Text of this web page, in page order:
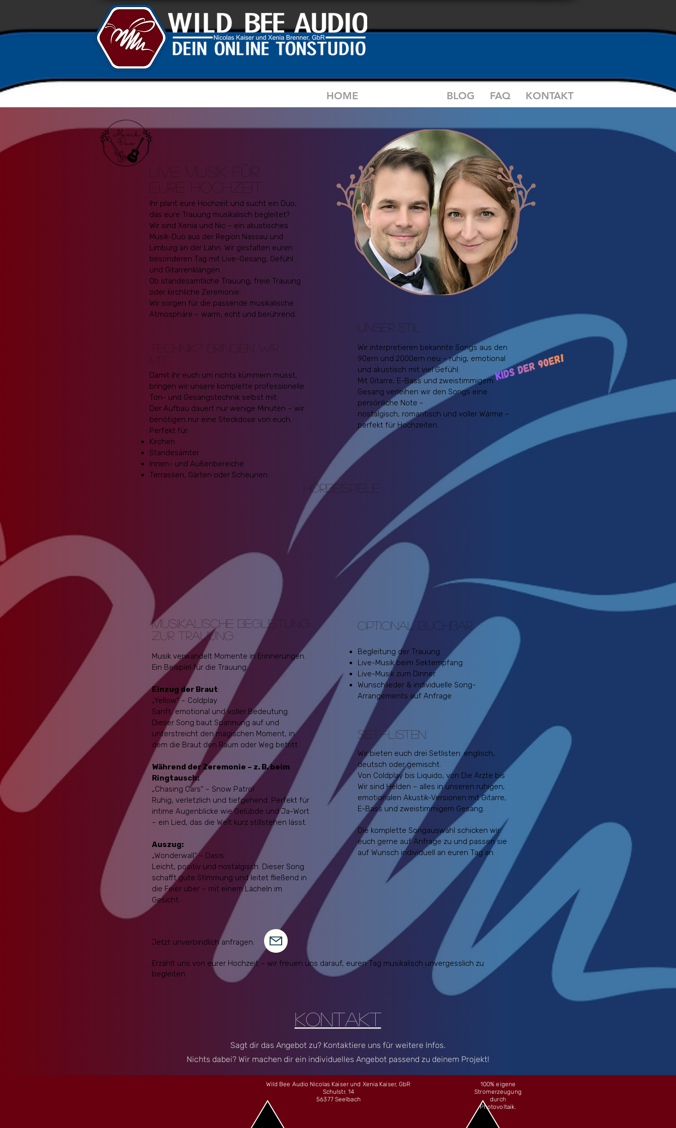
HOME BLOG FAQ KONTAKT
Live Musik für
Eure Hochzeit
Ihr plant eure Hochzeit und sucht ein Duo,
das eure Trauung musikalisch begleitet?
Wir sind Xenia und Nic – ein akustisches
Musik-Duo aus der Region Nassau und
Limburg an der Lahn. Wir gestalten euren
besonderen Tag mit Live-Gesang, Gefühl
und Gitarrenklängen.
Ob standesamtliche Trauung, freie Trauung
oder kirchliche Zeremonie:
Wir sorgen für die passende musikalische
Atmosphäre – warm, echt und berührend.
Unser Stil
TECHNIK? BRINGEN WIR
MIT.
Damit ihr euch um nichts kümmern müsst,
bringen wir unsere komplette professionelle
Ton- und Gesangstechnik selbst mit.
Der Aufbau dauert nur wenige Minuten – wir
benötigen nur eine Steckdose von euch.
Perfekt für:
Kirchen
Standesämter
Innen- und Außenbereiche
Terrassen, Gärten oder Scheunen
Wir interpretieren bekannte Songs aus den
90ern und 2000ern neu – ruhig, emotional
und akustisch mit viel Gefühl.
Mit Gitarre, E-Bass und zweistimmigem
Gesang verleihen wir den Songs eine
persönliche Note -
nostalgisch, romantisch und voller Wärme –
perfekt für Hochzeiten.
HÖRBEISPIELE
MUSIKALISCHE BEGLEITUNG
ZUR TRAUUNG
Musik verwandelt Momente in Erinnerungen.
Ein Beispiel für die Trauung:
Einzug der Braut:
„Yellow“ – Coldplay
Sanft, emotional und voller Bedeutung.
Dieser Song baut Spannung auf und
unterstreicht den magischen Moment, in
dem die Braut den Raum oder Weg betritt.
Während der Zeremonie – z. B. beim
Ringtausch:
„Chasing Cars“ – Snow Patrol
Ruhig, verletzlich und tiefgehend. Perfekt für
intime Augenblicke wie Gelübde und Ja-Wort
– ein Lied, das die Welt kurz stillstehen lässt.
Auszug:
„Wonderwall“ – Oasis
Leicht, positiv und nostalgisch. Dieser Song
schafft gute Stimmung und leitet fließend in
die Feier über – mit einem Lächeln im
Gesicht.
OPTIONAL BUCHBAR
Begleitung der Trauung
Live-Musik beim Sektempfang
Live-Musik zum Dinner
Wunschlieder & individuelle Song-
Arrangements auf Anfrage
SEt-listen
Wir bieten euch drei Setlisten: englisch,
deutsch oder gemischt.
Von Coldplay bis Liquido, von Die Ärzte bis
Wir sind Helden – alles in unseren ruhigen,
emotionalen Akustik-Versionen mit Gitarre,
E-Bass und zweistimmigem Gesang.
Die komplette Songauswahl schicken wir
euch gerne auf Anfrage zu und passen sie
auf Wunsch individuell an euren Tag an.
Jetzt unverbindlich anfragen.
Erzählt uns von eurer Hochzeit – wir freuen uns darauf, euren Tag musikalisch unvergesslich zu
begleiten.
Kontakt
Sagt dir das Angebot zu? Kontaktiere uns für weitere Infos.
Nichts dabei? Wir machen dir ein individuelles Angebot passend zu deinem Projekt!
Wild Bee Audio Nicolas Kaiser und Xenia Kaiser, GbR
Schulstr. 14
56377 Seelbach
100% eigene
Stromerzeugung
durch
Photovoltaik.